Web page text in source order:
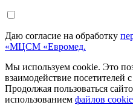
Даю согласие на обработку
«МЦСМ «Евромед.
Мы используем cookie. Это
взаимодействие посетителей
Продолжая пользоваться
использованием файлов cookie